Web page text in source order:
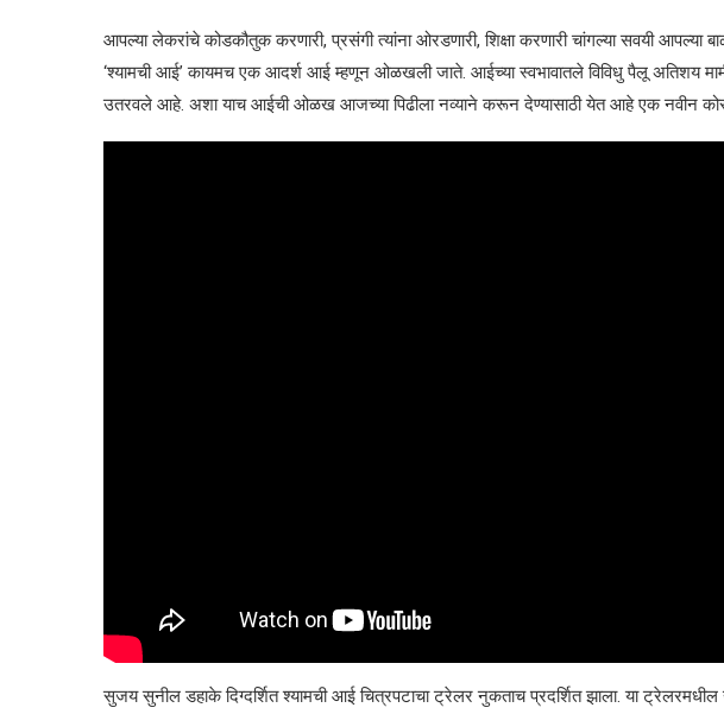
आपल्या लेकरांचे कोडकौतुक करणारी, प्रसंगी त्यांना ओरडणारी, शिक्षा करणारी चांगल्या सवयी आपल्या
‘श्यामची आई’ कायमच एक आदर्श आई म्हणून ओळखली जाते. आईच्या स्वभावातले विविधु पैलू अतिशय
उतरवले आहे. अशा याच आईची ओळख आजच्या पिढीला नव्याने करून देण्यासाठी येत आहे एक नवीन कोरा
सुजय सुनील डहाके दिग्दर्शित श्यामची आई चित्रपटाचा ट्रेलर नुकताच प्रदर्शित झाला. या